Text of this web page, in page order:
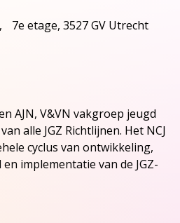
7e etage, 3527 GV Utrecht
AJN, V&VN vakgroep jeugd
alle JGZ Richtlijnen. Het NCJ
cyclus van ontwikkeling,
implementatie van de JGZ-